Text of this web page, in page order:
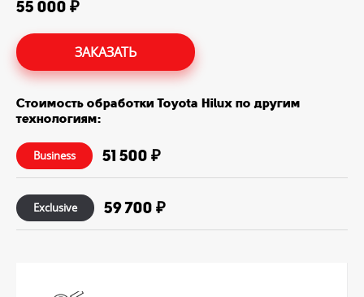
55 000 ₽
ЗАКАЗАТЬ
Стоимость обработки Toyota Hilux по другим
технологиям:
Business 51 500 ₽
Exclusive 59 700 ₽